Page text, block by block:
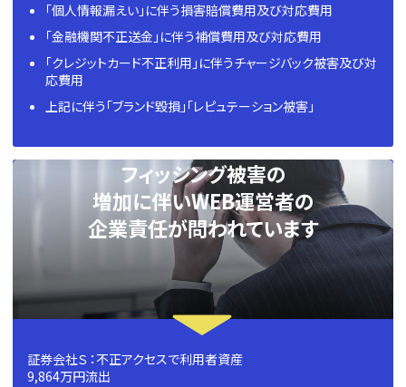
「個人情報漏えい」に伴う損害賠償費用及び対応費用
「金融機関不正送金」に伴う補償費用及び対応費用
「クレジットカード不正利用」に伴うチャージバック被害及び対
応費用
上記に伴う「ブランド毀損」「レピュテーション被害」
フィッシング被害の
増加に伴いWEB運営者の
企業責任が問われています
証券会社Ｓ ：不正アクセスで利用者資産
9,864万円流出